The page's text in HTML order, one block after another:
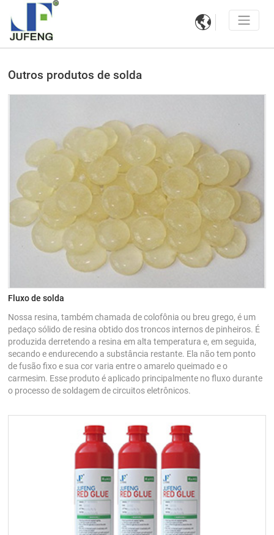

Outros produtos de solda
Fluxo de solda
Nossa resina, também chamada de colofônia ou breu grego, é um
pedaço sólido de resina obtido dos troncos internos de pinheiros. É
produzida derretendo a resina em alta temperatura e, em seguida,
secando e endurecendo a substância restante. Ela não tem ponto
de fusão fixo e sua cor varia entre o amarelo queimado e o
carmesim. Esse produto é aplicado principalmente no fluxo durante
o processo de soldagem de circuitos eletrônicos.